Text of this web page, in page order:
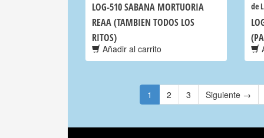
LOG-510 SABANA MORTUORIA
REAA (TAMBIEN TODOS LOS
RITOS)
Añadir al carrito
de
1 2 3 Siguiente →